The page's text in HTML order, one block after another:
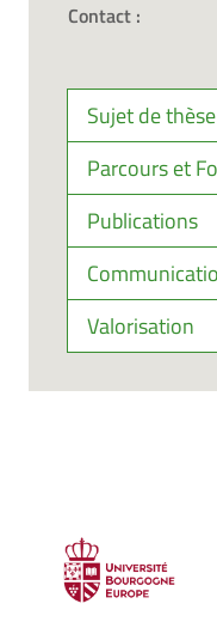
Contact :
Sujet de thèse
Parcours et
Publications
Valorisation